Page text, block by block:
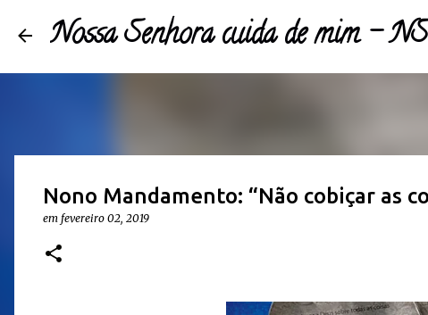
Nossa Senhora cuida de mim -
Nono Mandamento: “Não cobiçar as
em fevereiro 02, 2019